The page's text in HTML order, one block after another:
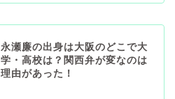
永瀬廉の出身は大阪のどこで大
学・高校は？関西弁が変なのは
理由があった！